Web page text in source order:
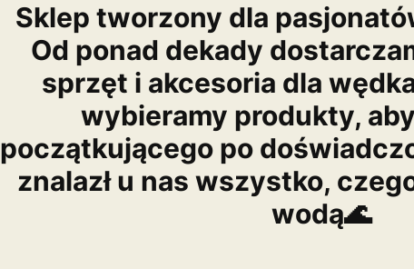
Sklep tworzony dla
Od ponad dekady
sprzęt i akcesoria dla
wybieramy produkty,
początkującego po
znalazł u nas wszystko,
wodą🌊